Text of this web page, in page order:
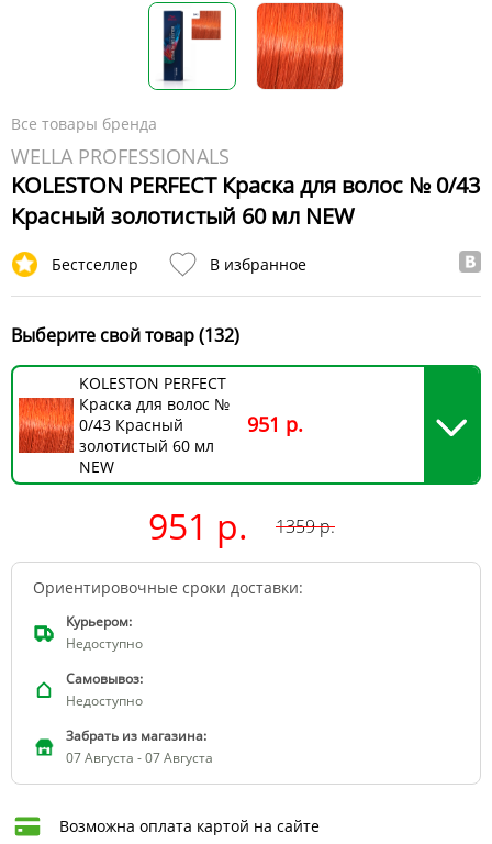
Все товары бренда
WELLA PROFESSIONALS
KOLESTON PERFECT Краска для волос № 0/43
Красный золотистый 60 мл NEW
Бестселлер В избранное
Выберите свой товар (132)
KOLESTON PERFECT
Краска для волос №
0/43 Красный
золотистый 60 мл
NEW
951 р.
951 р. 1359р.
Ориентировочные сроки доставки:
Курьером:
Недоступно
Самовывоз:
Недоступно
Забрать из магазина:
07 Августа - 07 Августа
Возможна оплата картой на сайте